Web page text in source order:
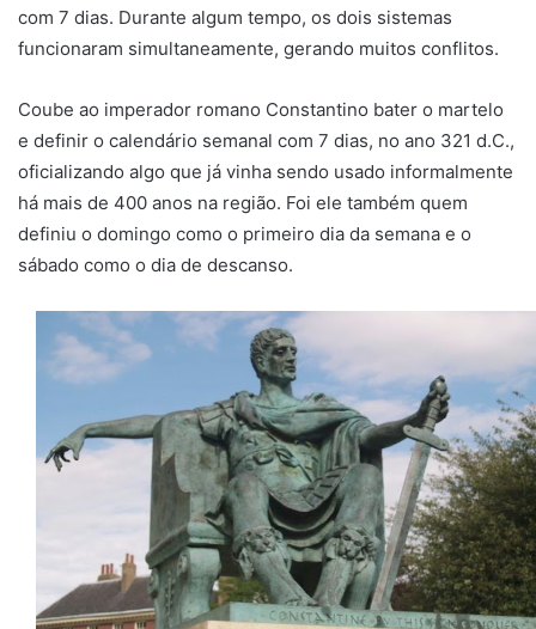
com 7 dias. Durante algum tempo, os dois sistemas
funcionaram simultaneamente, gerando muitos conflitos.
Coube ao imperador romano Constantino bater o martelo
e definir o calendário semanal com 7 dias, no ano 321 d.C.,
oficializando algo que já vinha sendo usado informalmente
há mais de 400 anos na região. Foi ele também quem
definiu o domingo como o primeiro dia da semana e o
sábado como o dia de descanso.